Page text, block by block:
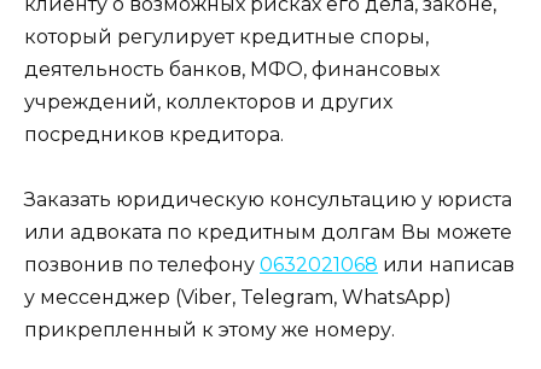
который регулирует кредитные споры,
деятельность банков, МФО, финансовых
учреждений, коллекторов и других
посредников кредитора.
Заказать юридическую консультацию у юриста
или адвоката по кредитным долгам Вы можете
позвонив по телефону 0632021068 или написав
у мессенджер (Viber, Telegram, WhatsApp)
прикрепленный к этому же номеру.